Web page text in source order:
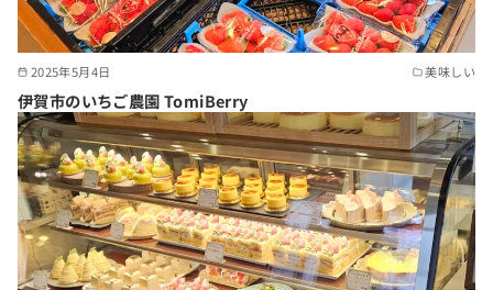
2025年5月4日 美味しい
伊賀市のいちご農園 TomiBerry